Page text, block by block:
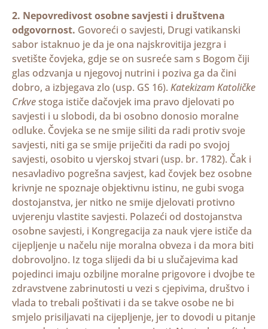
2. Nepovredivost osobne savjesti i društvena
odgovornost. Govoreći o savjesti, Drugi vatikanski
sabor istaknuo je da je ona najskrovitija jezgra i
svetište čovjeka, gdje se on susreće sam s Bogom čiji
glas odzvanja u njegovoj nutrini i poziva ga da čini
dobro, a izbjegava zlo (usp. GS 16). Katekizam Katoličke
Crkvestoga ističe dačovjek ima pravo djelovati po
savjesti i u slobodi, da bi osobno donosio moralne
odluke. Čovjeka se ne smije siliti da radi protiv svoje
savjesti, niti ga se smije priječiti da radi po svojoj
savjesti, osobito u vjerskoj stvari (usp. br. 1782). Čak i
nesavladivo pogrešna savjest, kad čovjek bez osobne
krivnje ne spoznaje objektivnu istinu, ne gubi svoga
dostojanstva, jer nitko ne smije djelovati protivno
uvjerenju vlastite savjesti. Polazeći od dostojanstva
osobne savjesti, i Kongregacija za nauk vjere ističe da
cijepljenje u načelu nije moralna obveza i da mora biti
dobrovoljno. Iz toga slijedi da bi u slučajevima kad
pojedinci imaju ozbiljne moralne prigovore i dvojbe te
zdravstvene zabrinutosti u vezi s cjepivima, društvo i
vlada to trebali poštivati i da se takve osobe ne bi
smjelo prisiljavati na cijepljenje, jer to dovodi u pitanje